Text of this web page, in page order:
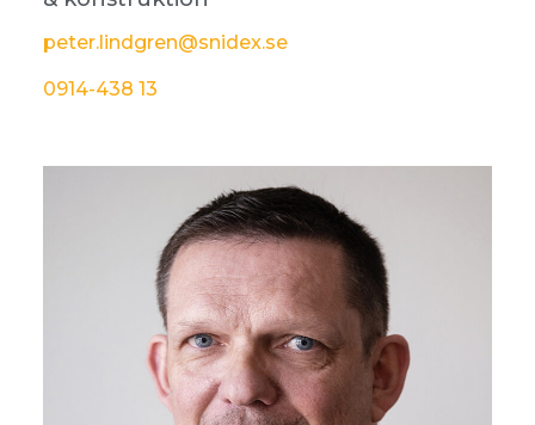
peter.lindgren@snidex.se
0914-438 13